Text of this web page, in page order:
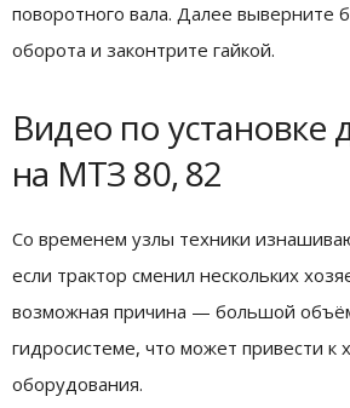
поворотного вала. Далее выверните
оборота и законтрите гайкой.
Видео по установке
на МТЗ 80, 82
Со временем узлы техники
если трактор сменил нескольких
возможная причина — большой
гидросистеме, что может привести к
оборудования.